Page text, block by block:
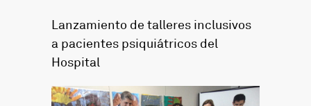
Lanzamiento de talleres inclusivos
a pacientes psiquiátricos del
Hospital